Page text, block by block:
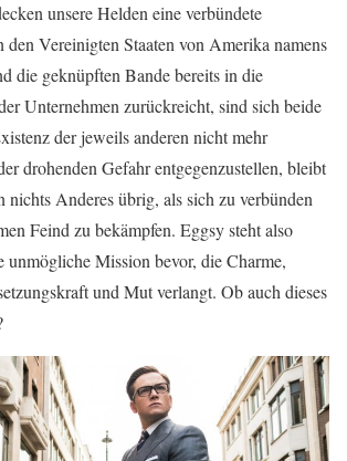
unsere Helden eine verbündete
den Vereinigten Staaten von Amerika namens
die geknüpften Bande bereits in die
Unternehmen zurückreicht, sind sich beide
der jeweils anderen nicht mehr
drohenden Gefahr entgegenzustellen, bleibt
nichts Anderes übrig, als sich zu verbünden
Feind zu bekämpfen. Eggsy steht also
unmögliche Mission bevor, die Charme,
und Mut verlangt. Ob auch dieses